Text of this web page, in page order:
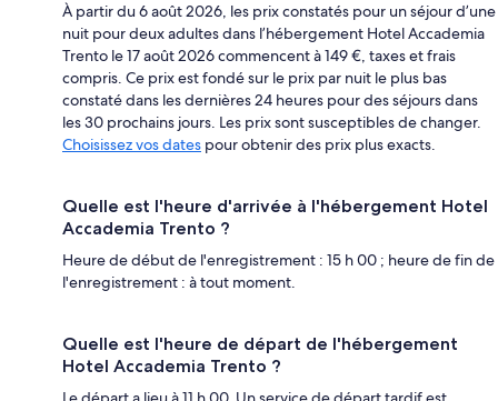
À partir du 6 août 2026, les prix constatés pour un séjour d’une
nuit pour deux adultes dans l’hébergement Hotel Accademia
Trento le 17 août 2026 commencent à 149 €, taxes et frais
compris. Ce prix est fondé sur le prix par nuit le plus bas
constaté dans les dernières 24 heures pour des séjours dans
les 30 prochains jours. Les prix sont susceptibles de changer.
Choisissez vos dates pour obtenir des prix plus exacts.
Quelle est l'heure d'arrivée à l'hébergement Hotel
Accademia Trento ?
Heure de début de l'enregistrement : 15 h 00 ; heure de fin de
l'enregistrement : à tout moment.
Quelle est l'heure de départ de l'hébergement
Hotel Accademia Trento ?